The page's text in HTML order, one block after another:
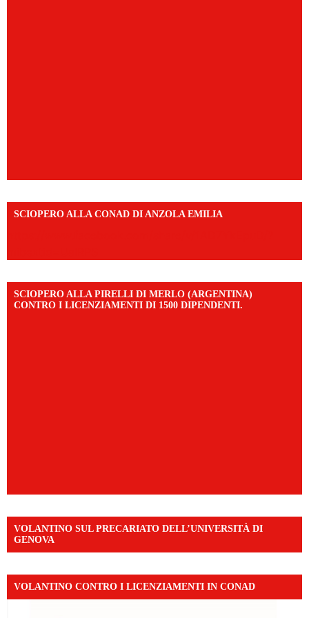
SCIOPERO ALLA CONAD DI ANZOLA EMILIA
SCIOPERO ALLA PIRELLI DI MERLO (ARGENTINA)
CONTRO I LICENZIAMENTI DI 1500 DIPENDENTI.
VOLANTINO SUL PRECARIATO DELL’UNIVERSITÀ DI
GENOVA
VOLANTINO CONTRO I LICENZIAMENTI IN CONAD